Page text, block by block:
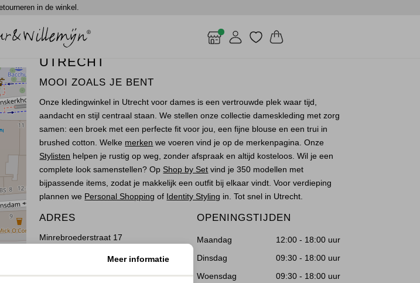
in de winkel.
UTRECHT
MOOI ZOALS JE BENT
Onze kledingwinkel in Utrecht voor dames is een vertrouwde plek waar tijd,
aandacht en stijl centraal staan. We stellen onze collectie dameskleding met zorg
samen: een broek met een perfecte fit voor jou, een fijne blouse en een trui in
brushed cotton. Welke merken we voeren vind je op de merkenpagina. Onze
Stylisten helpen je rustig op weg, zonder afspraak en altijd kosteloos. Wil je een
complete look samenstellen? Op Shop by Set vind je 350 modellen met
bijpassende items, zodat je makkelijk een outfit bij elkaar vindt. Voor verdieping
plannen we Personal Shopping of Identity Styling in. Tot snel in Utrecht.
ADRES
Minrebroederstraat 17
030-2315906
E-mailadres
OPENINGSTIJDEN
Maandag
12:00 - 18:00 uur
Dinsdag
09:30 - 18:00 uur
Woensdag
09:30 - 18:00 uur
Meer informatie